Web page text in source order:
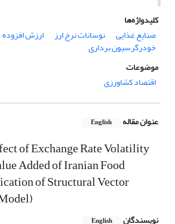
کلیدواژه‌ها
صنایع غذایی
نوسانات نرخ ارز ارزش افزوده
خودرگرسیون برداری
موضوعات
اقتصاد کشاورزی
عنوان مقاله English
of Exchange Rate Volatility
Added of Iranian Food
of Structural Vector
نویسندگان English